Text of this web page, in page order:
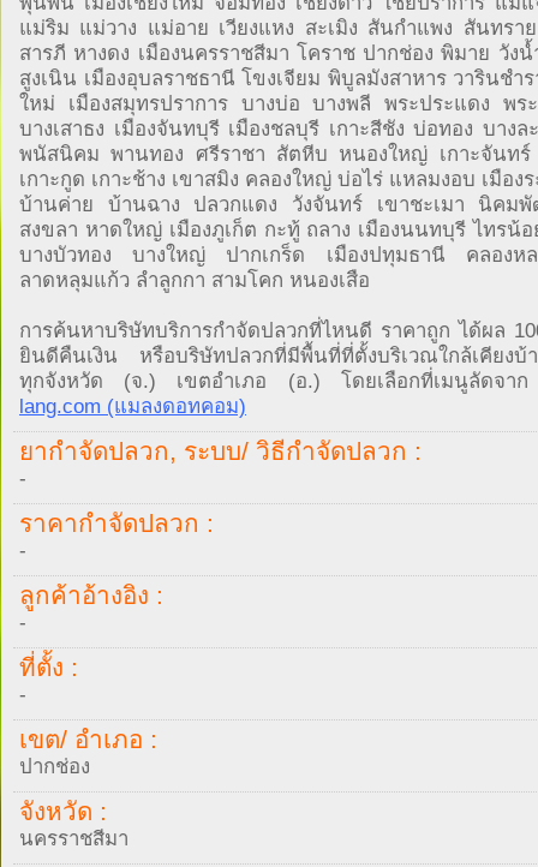
แม่ริม แม่วาง แม่อาย เวียงแหง สะเมิง สันกำแพง สันทรา
สารภี หางดง เมืองนครราชสีมา โคราช ปากช่อง พิมาย วังน้
สูงเนิน เมืองอุบลราชธานี โขงเจียม พิบูลมังสาหาร วารินชำ
ใหม่ เมืองสมุทรปราการ บางบ่อ บางพลี พระประแดง พร
บางเสาธง เมืองจันทบุรี เมืองชลบุรี เกาะสีชัง บ่อทอง บางล
พนัสนิคม พานทอง ศรีราชา สัตหีบ หนองใหญ่ เกาะจันทร์
เกาะกูด เกาะช้าง เขาสมิง คลองใหญ่ บ่อไร่ แหลมงอบ เมือง
บ้านค่าย บ้านฉาง ปลวกแดง วังจันทร์ เขาชะเมา นิคม
สงขลา หาดใหญ่ เมืองภูเก็ต กะทู้ ถลาง เมืองนนทบุรี ไทรน้อ
บางบัวทอง บางใหญ่ ปากเกร็ด เมืองปทุมธานี คลองห
ลาดหลุมแก้ว ลำลูกกา สามโคก หนองเสือ
การค้นหาบริษัทบริการกำจัดปลวกที่ไหนดี ราคาถูก ได้ผล
ยินดีคืนเงิน หรือบริษัทปลวกที่มีพื้นที่ที่ตั้งบริเวณใกล้เคียงบ้
ทุกจังหวัด (จ.) เขตอำเภอ (อ.) โดยเลือกที่เมนูลัดจ
lang.com (แมลงดอทคอม)
ยากำจัดปลวก, ระบบ/ วิธีกำจัดปลวก :
-
ราคากำจัดปลวก :
-
ลูกค้าอ้างอิง :
-
ที่ตั้ง :
-
เขต/ อำเภอ :
ปากช่อง
จังหวัด :
นครราชสีมา